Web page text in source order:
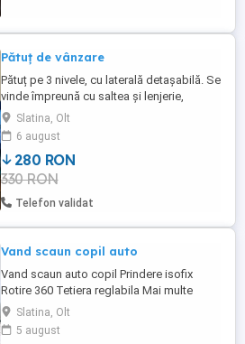
Pătuț de vânzare
Pătuț pe 3 nivele, cu laterală detașabilă. Se
vinde împreună cu saltea și lenjerie,
apărători (fetiță), carusel, baldachin. Cu
ușoare urme de folosință. Ridicare de la
domiciliu. Mai multe detalii la telefon .
Slatina, Olt
6 august
280 RON
330 RON
Telefon validat
Vand scaun copil auto
Vand scaun auto copil Prindere isofix
Rotire 360 Tetiera reglabila Mai multe
detali la tel !!
Slatina, Olt
5 august